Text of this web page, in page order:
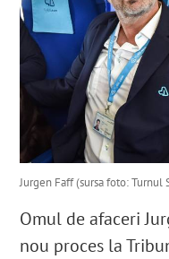
Jurgen Faff (sursa foto: Turnul
Omul de afaceri
nou proces la